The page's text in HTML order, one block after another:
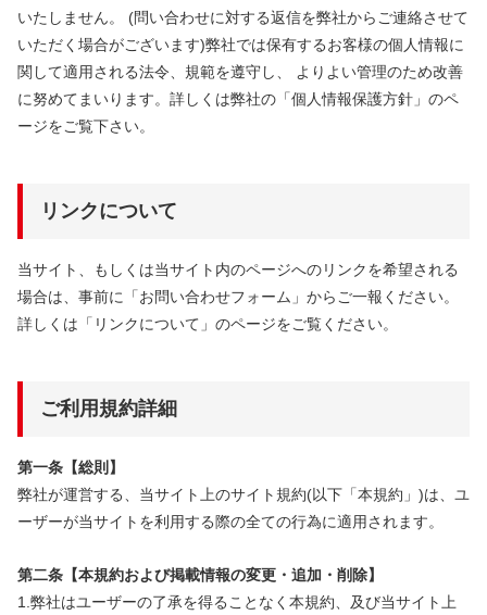
いたしません。 (問い合わせに対する返信を弊社からご連絡させて
いただく場合がございます)弊社では保有するお客様の個人情報に
関して適用される法令、規範を遵守し、 よりよい管理のため改善
に努めてまいります。詳しくは弊社の「個人情報保護方針」のペ
ージをご覧下さい。
リンクについて
当サイト、もしくは当サイト内のページへのリンクを希望される
場合は、事前に「お問い合わせフォーム」からご一報ください。
詳しくは「リンクについて」のページをご覧ください。
ご利用規約詳細
第一条【総則】
弊社が運営する、当サイト上のサイト規約(以下「本規約」)は、ユ
ーザーが当サイトを利用する際の全ての行為に適用されます。
第二条【本規約および掲載情報の変更・追加・削除】
1.弊社はユーザーの了承を得ることなく本規約、及び当サイト上